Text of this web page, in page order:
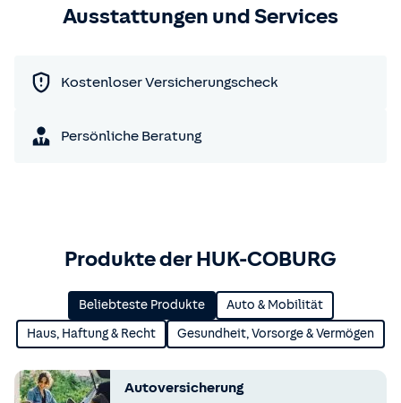
Ausstattungen und Services
Kostenloser Versicherungscheck
Persönliche Beratung
Produkte der HUK-COBURG
Beliebteste Produkte Auto & Mobilität
Haus, Haftung & Recht Gesundheit, Vorsorge & Vermögen
Autoversicherung